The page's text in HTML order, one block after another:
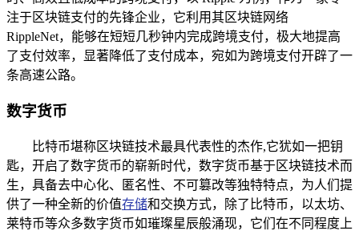
注于区块链支付的先锋企业，它利用其区块链网络
RippleNet，能够在短短几秒钟内完成跨境支付，极大地提高
了支付效率，显著降低了支付成本，宛如为跨境支付开辟了一
条高速公路。
数字货币
比特币堪称区块链技术最具代表性的杰作,它犹如一把钥
匙，开启了数字货币的崭新时代，数字货币基于区块链技术而
生，具备去中心化、匿名性、不可篡改等独特特点，为人们提
供了一种全新的价值存储和交换方式，除了比特币，以太坊、
莱特币等众多数字货币如璀璨星辰般涌现，它们在不同程度上